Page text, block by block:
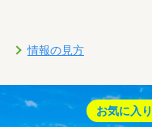
情報の見方
お気に入